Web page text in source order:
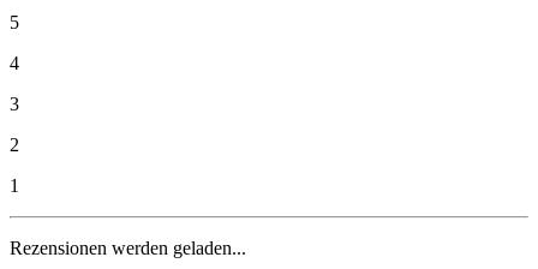
5
4
3
2
1
Rezensionen werden geladen...